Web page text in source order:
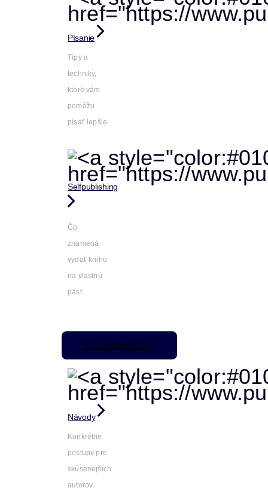
Písanie
Tipy a
techniky,
ktoré vám
pomôžu
písať lepšie
Selfpublishing
Čo
znamená
vydať knihu
na vlastnú
päsť
Pre pokročilých
Návody
Konkrétne
postupy pre
skúsenejších
autorov